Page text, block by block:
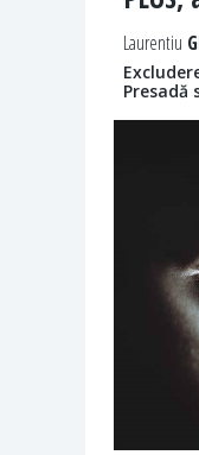
Laurentiu
Presadă